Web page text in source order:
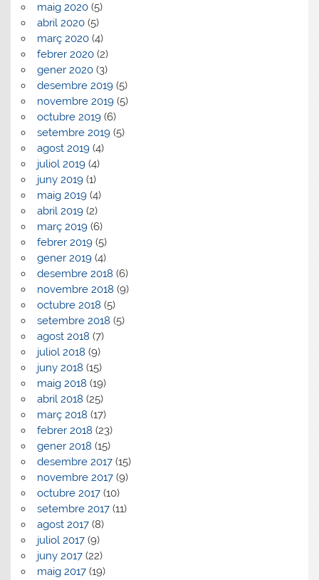
maig 2020(5)
abril 2020(5)
març 2020(4)
febrer 2020(2)
gener 2020(3)
desembre 2019(5)
novembre 2019(5)
octubre 2019(6)
setembre 2019(5)
agost 2019(4)
juliol 2019(4)
juny 2019(1)
maig 2019(4)
abril 2019(2)
març 2019(6)
febrer 2019(5)
gener 2019(4)
desembre 2018 (6)
novembre 2018 (9)
octubre 2018 (5)
setembre 2018 (5)
agost 2018 (7)
juliol 2018 (9)
juny 2018 (15)
maig 2018 (19)
abril 2018 (25)
març 2018 (17)
febrer 2018 (23)
gener 2018 (15)
desembre 2017(15)
novembre 2017(9)
octubre 2017(10)
setembre 2017(11)
agost 2017(8)
juliol 2017(9)
juny 2017(22)
maig 2017(19)